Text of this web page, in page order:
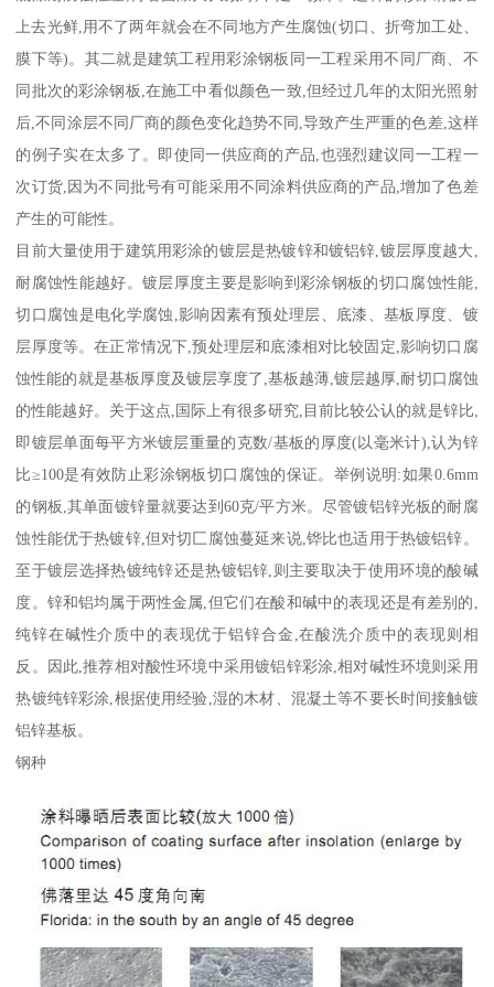
上去光鲜,用不了两年就会在不同地方产生腐蚀(切口、折弯加工处、
膜下等)。其二就是建筑工程用彩涂钢板同一工程采用不同厂商、不
同批次的彩涂钢板,在施工中看似颜色一致,但经过几年的太阳光照射
后,不同涂层不同厂商的颜色变化趋势不同,导致产生严重的色差,这样
的例子实在太多了。即使同一供应商的产品,也强烈建议同一工程一
次订货,因为不同批号有可能采用不同涂料供应商的产品,增加了色差
产生的可能性。
目前大量使用于建筑用彩涂的镀层是热镀锌和镀铝锌,镀层厚度越大,
耐腐蚀性能越好。镀层厚度主要是影响到彩涂钢板的切口腐蚀性能,
切口腐蚀是电化学腐蚀,影响因素有预处理层、底漆、基板厚度、镀
层厚度等。在正常情况下,预处理层和底漆相对比较固定,影响切口腐
蚀性能的就是基板厚度及镀层享度了,基板越薄,镀层越厚,耐切口腐蚀
的性能越好。关于这点,国际上有很多研究,目前比较公认的就是锌比,
即镀层单面每平方米镀层重量的克数/基板的厚度(以毫米计),认为锌
比≥100是有效防止彩涂钢板切口腐蚀的保证。举例说明:如果0.6mm
的钢板,其单面镀锌量就要达到60克/平方米。尽管镀铝锌光板的耐腐
蚀性能优于热镀锌,但对切匚腐蚀蔓延来说,铧比也适用于热镀铝锌。
至于镀层选择热镀纯锌还是热镀铝锌,则主要取决于使用环境的酸碱
度。锌和铝均属于两性金属,但它们在酸和碱中的表现还是有差别的,
纯锌在碱性介质中的表现优于铝锌合金,在酸洗介质中的表现则相
反。因此,推荐相对酸性环境中采用镀铝锌彩涂,相对碱性环境则采用
热镀纯锌彩涂,根据使用经验,湿的木材、混凝土等不要长时间接触镀
铝锌基板。
钢种